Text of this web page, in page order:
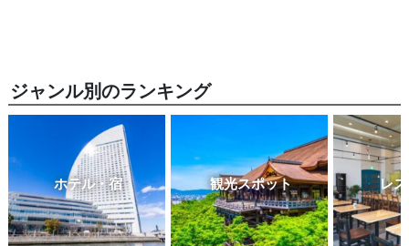
ジャンル別のランキング
ホテル・宿 観光スポット レ